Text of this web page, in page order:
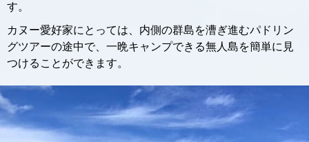
す。
カヌー愛好家にとっては、内側の群島を漕ぎ進むパドリン
グツアーの途中で、一晩キャンプできる無人島を簡単に見
つけることができます。